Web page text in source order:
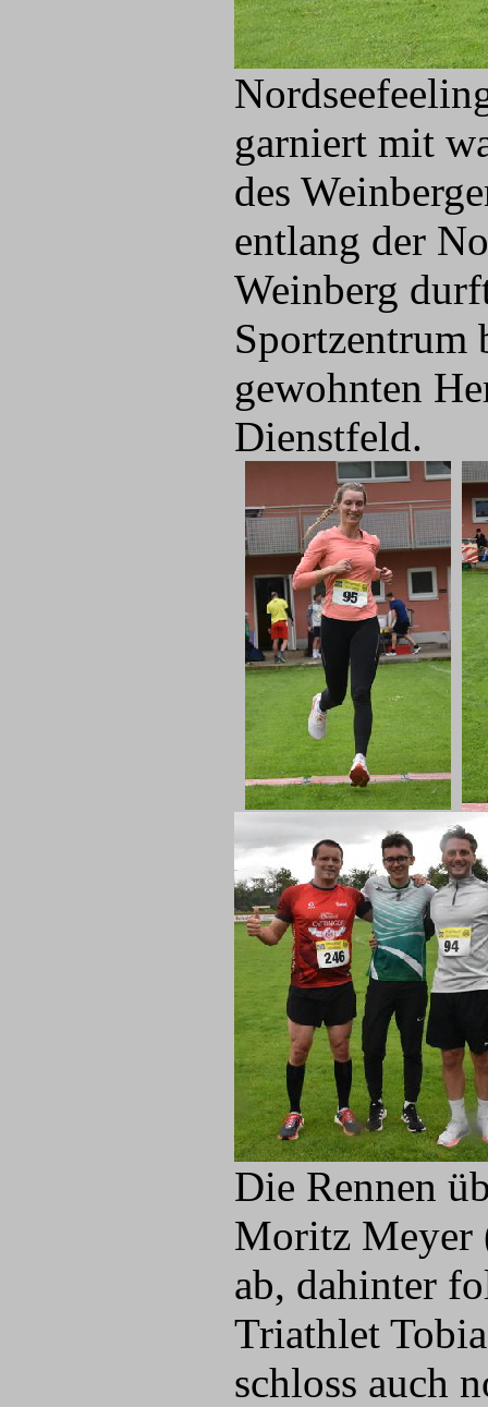
garniert mit
des
entlang der
Weinberg
Sportzentrum
gewohnten
Dienstfeld.
Die Rennen
Moritz Meyer
ab, dahinter
Triathlet
schloss auch